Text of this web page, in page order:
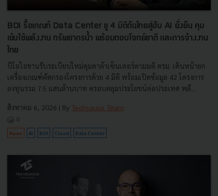
BOI รื้อเกณฑ์ Data Center ชู 4 มิติดันไทยสู่ฮับ AI ยั่งยืน คุม
เข้มใช้พลังงาน ทรัพยากรน้ำ พร้อมตอบโจทย์ชาติ และการจ้างงาน
ไทย
บีโอไอขานรับระเบียบใหม่คุมดาต้าเซ็นเตอร์ตามมติ ครม. เดินหน้ายก
เครื่องเกณฑ์คัดกรองโครงการด้วย 4 มิติ พร้อมเปิดข้อมูล 42 โครงการ
ลงทุนรวม 7.5 แสนล้านบาท ครอบคลุมประโยชน์ต่อประเทศ พลั...
สิงหาคม 6, 2026 | By Techsauce Team
0
News AI BOI Cloud Data Center